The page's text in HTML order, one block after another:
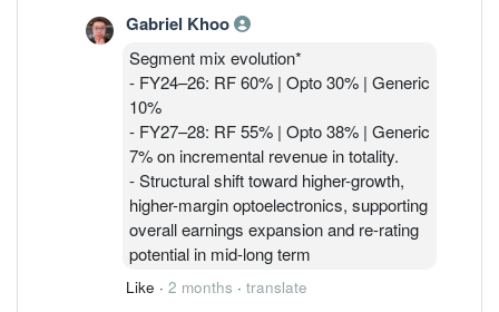
based structures) to secure design
ownership and supply chain control.
- Capability expansion from legacy low-
mid FBAR into higher-value integrated
modules (e.g., PA duplexers, mixed-
signal integration).
- Early traction via Customer consortium
- Enables advanced processes such as
wafer-to-PCB direct bonding.
Gabriel Khoo
Segment mix evolution*
- FY24–26: RF 60% | Opto 30% | Generic
10%
- FY27–28: RF 55% | Opto 38% | Generic
7% on incremental revenue in totality.
- Structural shift toward higher-growth,
higher-margin optoelectronics, supporting
overall earnings expansion and re-rating
potential in mid-long term
Like · 2 months · translate